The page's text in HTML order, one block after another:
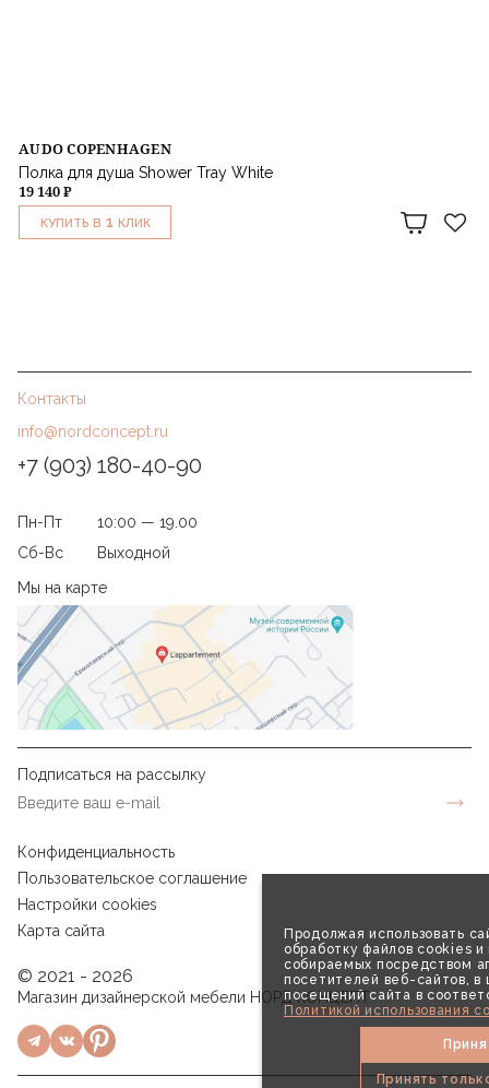
Продолжая использовать
обработку файлов cookies и
собираемых посредством
посетителей веб-сайтов, в
посещений сайта в
Политикой использования
Принять
AUDO COPENHAGEN
Полка для душа Shower Tray White
19 140 ₽
КУПИТЬ В 1 КЛИК
Контакты
info@nordconcept.ru
+7 (903) 180-40-90
Пн-Пт
10:00 — 19.00
Сб-Вс
Выходной
Мы на карте
Подписаться на рассылку
Конфиденциальность
Пользовательское соглашение
Настройки cookies
Карта сайта
© 2021 - 2026
Магазин дизайнерской мебели НОРД КОНЦЕПТ